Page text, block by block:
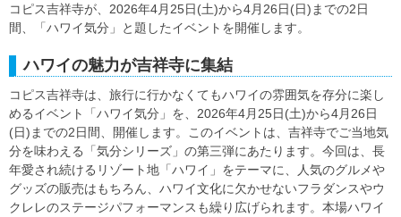
コピス吉祥寺が、2026年4月25日(土)から4月26日(日)までの2日
間、「ハワイ気分」と題したイベントを開催します。
ハワイの魅力が吉祥寺に集結
コピス吉祥寺は、旅行に行かなくてもハワイの雰囲気を存分に楽し
めるイベント「ハワイ気分」を、2026年4月25日(土)から4月26日
(日)までの2日間、開催します。このイベントは、吉祥寺でご当地気
分を味わえる「気分シリーズ」の第三弾にあたります。今回は、長
年愛され続けるリゾート地「ハワイ」をテーマに、人気のグルメや
グッズの販売はもちろん、ハワイ文化に欠かせないフラダンスやウ
クレレのステージパフォーマンスも繰り広げられます。本場ハワイ